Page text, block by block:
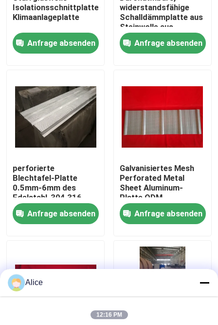
Haus
Über uns
Fabrik-Ausflug
Qualitätskontrolle
Treten Sie mit uns in Verbindung
Fordern Sie ein Zitat
Stahlkonstruktionslager
Stahlkonstruktionswerkstatt
Isolationsschnittplatte
Klimaanlageplatte
Anfrage absenden
widerstandsfähige
Schalldämmplatte aus
Steinwolle aus
nachhaltigen
Materialien
Anfrage absenden
perforierte
Blechtafel-Platte
0.5mm-6mm des
Edelstahl-304 316
Anfrage absenden
Galvanisiertes Mesh
Perforated Metal
Sheet Aluminum-
Platte ODM
Anfrage absenden
Alice
12:16 PM